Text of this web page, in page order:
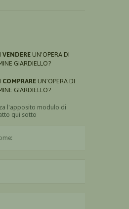
VENDERE UN'OPERA DI
GIARDIELLO?
COMPRARE UN'OPERA DI
GIARDIELLO?
l'apposito modulo di
qui sotto